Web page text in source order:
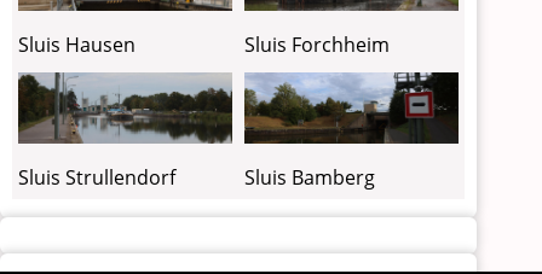
Sluis Hausen Sluis Forchheim
Sluis Strullendorf Sluis Bamberg